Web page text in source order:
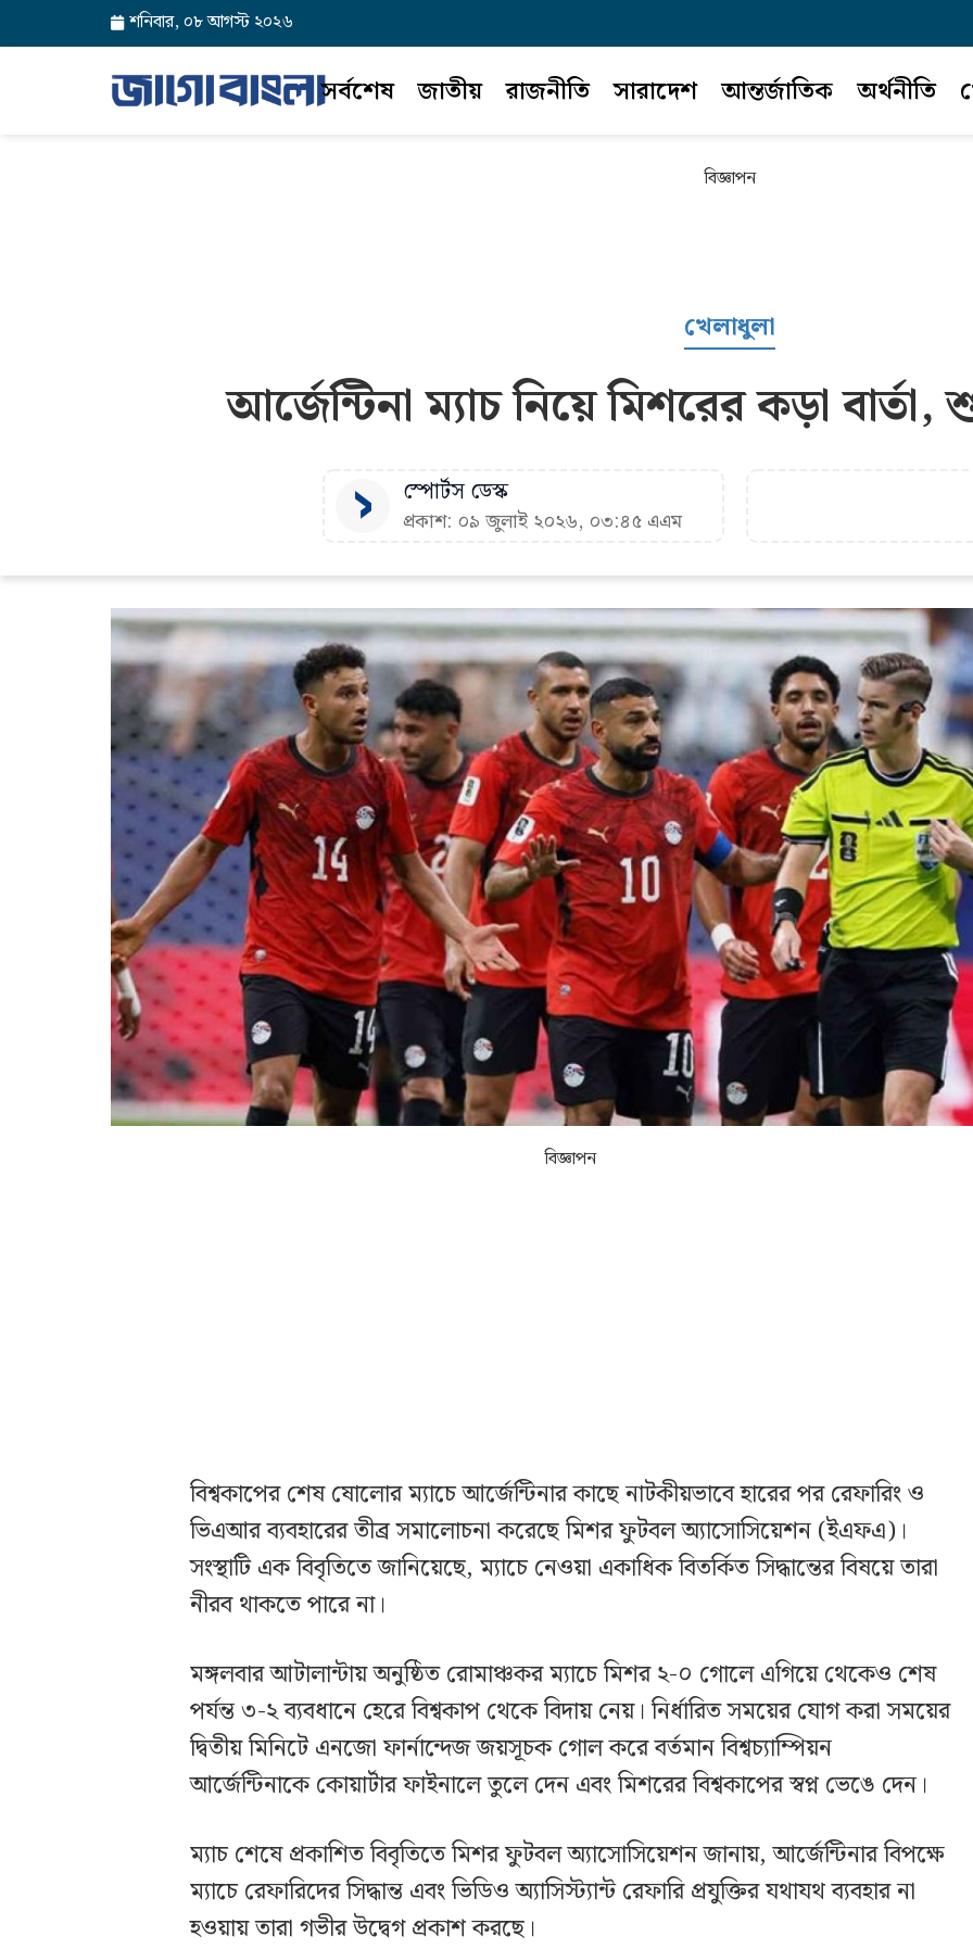
শনিবার, ০৮ আগস্ট ২০২৬
সর্বশেষ জাতীয় রাজনীতি সারাদেশ আন্তর্জাতিক অর্থনীতি
বিজ্ঞাপন
খেলাধুলা
আর্জেন্টিনা ম্যাচ নিয়ে মিশরের কড়া
স্পোর্টস ডেস্ক
প্রকাশ: ০৯ জুলাই ২০২৬, ০৩:৪৫ এএম
বিজ্ঞাপন
বিশ্বকাপের শেষ ষোলোর ম্যাচে আর্জেন্টিনার কাছে নাটকীয়ভাবে হারের পর রেফারিং ও
ভিএআর ব্যবহারের তীব্র সমালোচনা করেছে মিশর ফুটবল অ্যাসোসিয়েশন (ইএফএ)।
সংস্থাটি এক বিবৃতিতে জানিয়েছে, ম্যাচে নেওয়া একাধিক বিতর্কিত সিদ্ধান্তের বিষয়ে তারা
নীরব থাকতে পারে না।
মঙ্গলবার আটালান্টায় অনুষ্ঠিত রোমাঞ্চকর ম্যাচে মিশর ২-০ গোলে এগিয়ে থেকেও শেষ
পর্যন্ত ৩-২ ব্যবধানে হেরে বিশ্বকাপ থেকে বিদায় নেয়। নির্ধারিত সময়ের যোগ করা সময়ের
দ্বিতীয় মিনিটে এনজো ফার্নান্দেজ জয়সূচক গোল করে বর্তমান বিশ্বচ্যাম্পিয়ন
আর্জেন্টিনাকে কোয়ার্টার ফাইনালে তুলে দেন এবং মিশরের বিশ্বকাপের স্বপ্ন ভেঙে দেন।
ম্যাচ শেষে প্রকাশিত বিবৃতিতে মিশর ফুটবল অ্যাসোসিয়েশন জানায়, আর্জেন্টিনার বিপক্ষে
ম্যাচে রেফারিদের সিদ্ধান্ত এবং ভিডিও অ্যাসিস্ট্যান্ট রেফারি প্রযুক্তির যথাযথ ব্যবহার না
হওয়ায় তারা গভীর উদ্বেগ প্রকাশ করছে।